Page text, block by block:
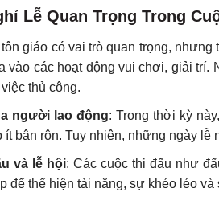
Lễ Quan Trọng Trong
giáo có vai trò quan trọng,
vào các hoạt động vui chơi, giải trí.
thủ công.
người lao động: Trong thời kỳ
ít bận rộn. Tuy nhiên, những ngày
và lễ hội: Các cuộc thi đấu như
để thể hiện tài năng, sự khéo léo